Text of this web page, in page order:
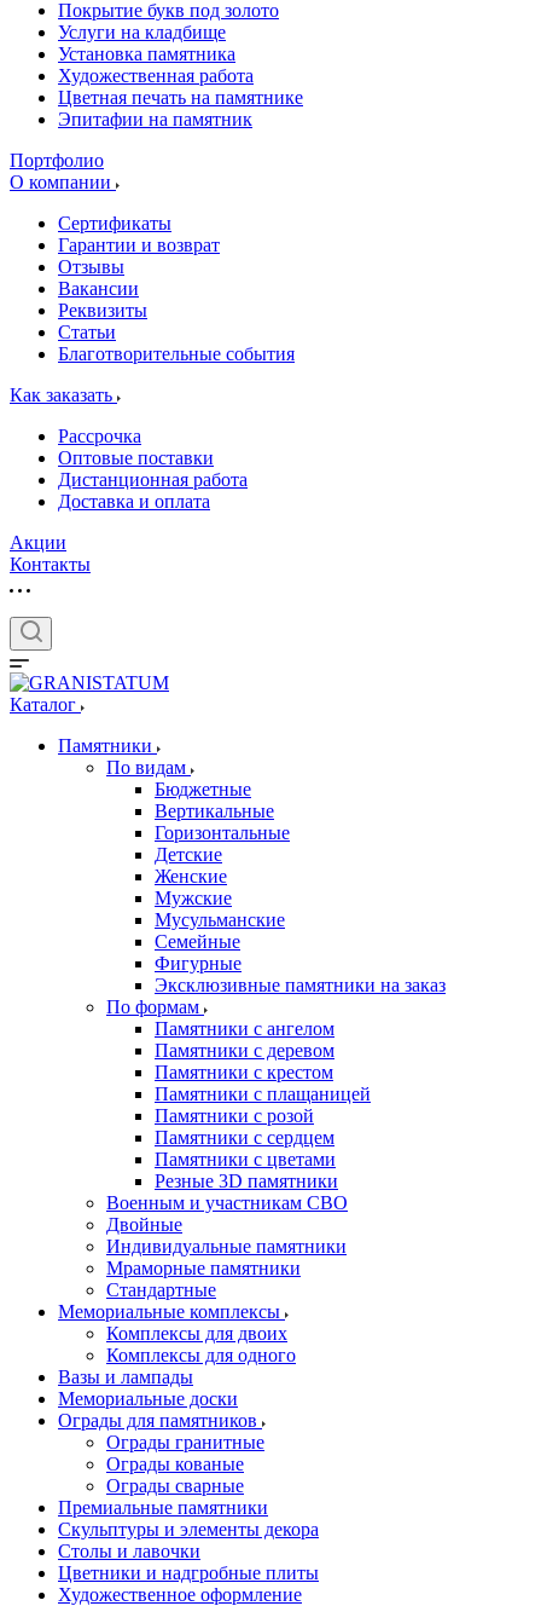
Покрытие букв под золото
Услуги на кладбище
Установка памятника
Художественная работа
Цветная печать на памятнике
Эпитафии на памятник
Портфолио
О компании
Сертификаты
Гарантии и возврат
Отзывы
Вакансии
Реквизиты
Статьи
Благотворительные события
Как заказать
Рассрочка
Оптовые поставки
Дистанционная работа
Доставка и оплата
Акции
Контакты
Каталог
Памятники
По видам
Бюджетные
Вертикальные
Горизонтальные
Детские
Женские
Мужские
Мусульманские
Семейные
Фигурные
Эксклюзивные памятники на заказ
По формам
Памятники с ангелом
Памятники с деревом
Памятники с крестом
Памятники с плащаницей
Памятники с розой
Памятники с сердцем
Памятники с цветами
Резные 3D памятники
Военным и участникам СВО
Двойные
Индивидуальные памятники
Мраморные памятники
Стандартные
Мемориальные комплексы
Комплексы для двоих
Комплексы для одного
Вазы и лампады
Мемориальные доски
Ограды для памятников
Ограды гранитные
Ограды кованые
Ограды сварные
Премиальные памятники
Скульптуры и элементы декора
Столы и лавочки
Цветники и надгробные плиты
Художественное оформление